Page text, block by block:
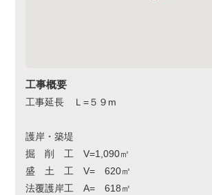
工事概要
工事延長 Ｌ=５９m
護岸・築堤
掘 削 工 V=1,090㎥
盛 土 工 V= 620㎥
法覆護岸工 A= 618㎡